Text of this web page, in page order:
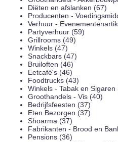
Diëten en afslanken (67)
Producenten -
Verhuur -
Partyverhuur (59)
Grillrooms (49)
Winkels (47)
Snackbars (47)
Bruiloften (46)
Eetcafé's (46)
Foodtrucks (43)
Winkels - Tabak en Sigaren
Groothandels - Vis (40)
Bedrijfsfeesten (37)
Eten Bezorgen (37)
Shoarma (37)
Fabrikanten - Brood en
Pensions (36)